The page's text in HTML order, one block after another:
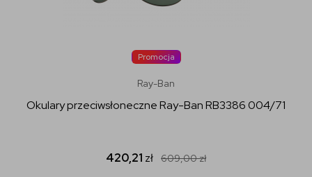
Promocja
Ray-Ban
Okulary przeciwsłoneczne Ray-Ban RB3386 004/71
420,21 zł 609,00zł